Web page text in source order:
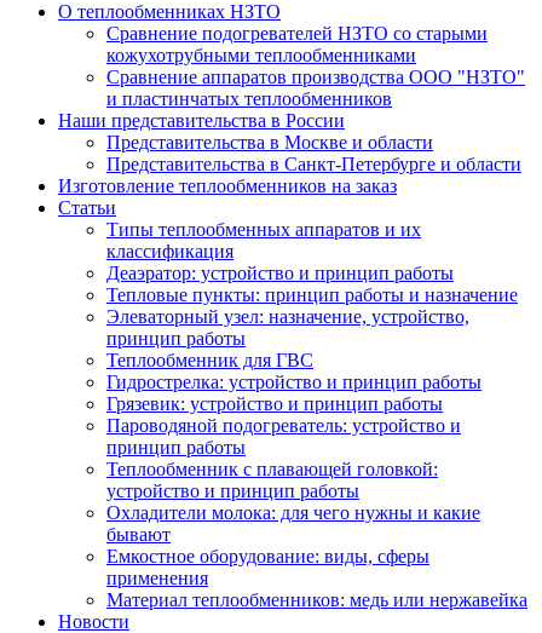
О теплообменниках НЗТО
Сравнение подогревателей НЗТО со старыми
кожухотрубными теплообменниками
Сравнение аппаратов производства ООО "НЗТО"
и пластинчатых теплообменников
Наши представительства в России
Представительства в Москве и области
Представительства в Санкт-Петербурге и области
Изготовление теплообменников на заказ
Статьи
Типы теплообменных аппаратов и их
классификация
Деаэратор: устройство и принцип работы
Тепловые пункты: принцип работы и назначение
Элеваторный узел: назначение, устройство,
принцип работы
Теплообменник для ГВС
Гидрострелка: устройство и принцип работы
Грязевик: устройство и принцип работы
Пароводяной подогреватель: устройство и
принцип работы
Теплообменник с плавающей головкой:
устройство и принцип работы
Охладители молока: для чего нужны и какие
бывают
Емкостное оборудование: виды, сферы
применения
Материал теплообменников: медь или нержавейка
Новости